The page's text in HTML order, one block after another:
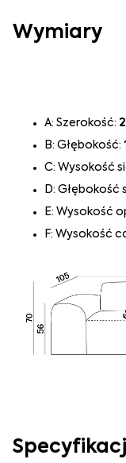
Wymiary
A: Szerokość:
B: Głębokość:
C: Wysokość
D: Głębokość
E: Wysokość
F: Wysokość